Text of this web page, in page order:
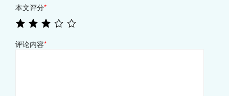
本文评分*
评论内容*